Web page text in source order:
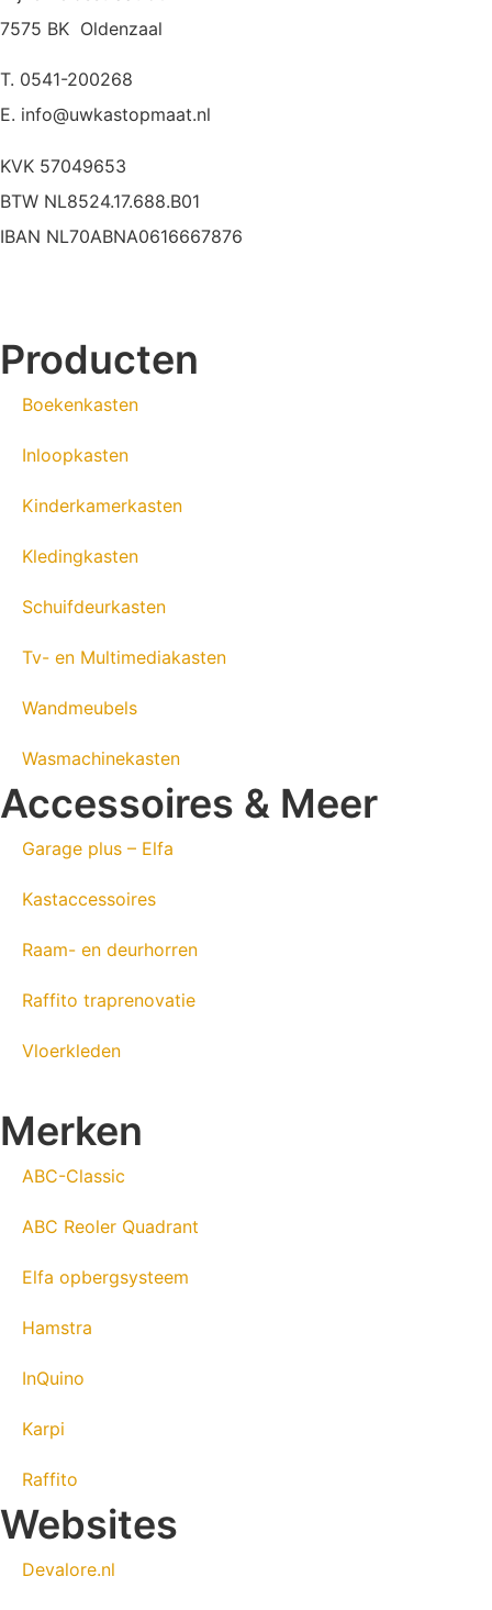
7575 BK Oldenzaal
T. 0541-200268
E. info@uwkastopmaat.nl
KVK 57049653
BTW NL8524.17.688.B01
IBAN NL70ABNA0616667876
Producten
Boekenkasten
Inloopkasten
Kinderkamerkasten
Kledingkasten
Schuifdeurkasten
Tv- en Multimediakasten
Wandmeubels
Wasmachinekasten
Accessoires & Meer
Garage plus – Elfa
Kastaccessoires
Raam- en deurhorren
Raffito traprenovatie
Vloerkleden
Merken
ABC-Classic
ABC Reoler Quadrant
Elfa opbergsysteem
Hamstra
InQuino
Karpi
Raffito
Websites
Devalore.nl